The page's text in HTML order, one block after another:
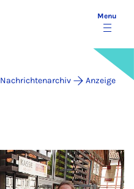
Menu
Nachrichtenarchiv Anzeige